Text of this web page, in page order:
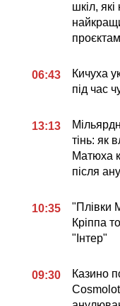
шкіл, які
06:43
Кичуха
під час
13:13
тінь: як
Матюха
після
10:35
"Плівки
Кріппа
"Інтер"
09:30
Казино